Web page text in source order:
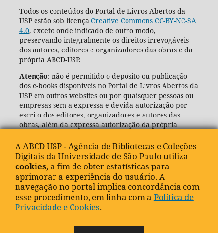
Todos os conteúdos do Portal de Livros Abertos da
USP estão sob licença Creative Commons CC-BY-NC-SA
4.0, exceto onde indicado de outro modo,
preservando integralmente os direitos irrevogáveis
dos autores, editores e organizadores das obras e da
própria ABCD-USP.
Atenção: não é permitido o depósito ou publicação
dos e-books disponíveis no Portal de Livros Abertos da
USP em outros websites ou por quaisquer pessoas ou
empresas sem a expressa e devida autorização por
escrito dos editores, organizadores e autores das
obras, além da expressa autorização da própria
(ABCD-USP).
A ABCD USP - Agência de Bibliotecas e Coleções
Digitais da Universidade de São Paulo utiliza
cookies, a fim de obter estatísticas para
aprimorar a experiência do usuário. A
navegação no portal implica concordância com
esse procedimento, em linha com a Política de
Privacidade e Cookies.